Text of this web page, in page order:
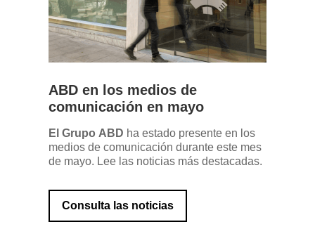
ABD en los medios de
comunicación en mayo
El Grupo ABD ha estado presente en los
medios de comunicación durante este mes
de mayo. Lee las noticias más destacadas.
Consulta las noticias